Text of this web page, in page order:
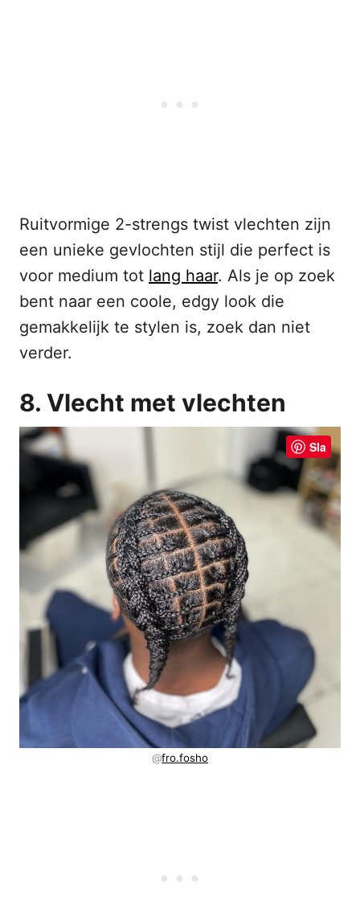
Ruitvormige 2-strengs twist vlechten zijn
een unieke gevlochten stijl die perfect is
voor medium tot lang haar. Als je op zoek
bent naar een coole, edgy look die
gemakkelijk te stylen is, zoek dan niet
verder.
8. Vlecht met vlechten
Sla
@fro.fosho